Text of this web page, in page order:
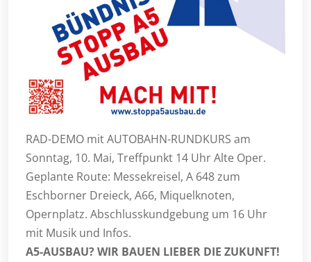
RAD-DEMO mit AUTOBAHN-RUNDKURS am
Sonntag, 10. Mai, Treffpunkt 14 Uhr Alte Oper.
Geplante Route: Messekreisel, A 648 zum
Eschborner Dreieck, A66, Miquelknoten,
Opernplatz. Abschlusskundgebung um 16 Uhr
mit Musik und Infos.
A5-AUSBAU? WIR BAUEN LIEBER DIE ZUKUNFT!